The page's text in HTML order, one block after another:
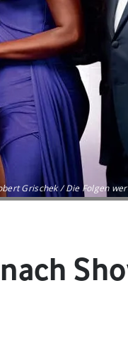
Grischek / Die Folgen